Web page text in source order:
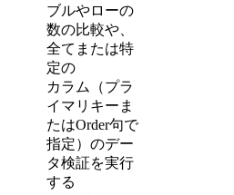
ブルやローの
数の比較や、
全てまたは特
定の
カラム（プラ
イマリキーま
たはOrder句で
指定）のデー
タ検証を実行
する